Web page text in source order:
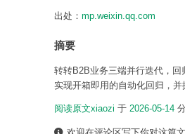
出处： mp.weixin.qq.com
摘要
转转B2B业务三端并行迭代，
实现开箱即用的自动化回归，
阅读原文xiaozi 于 2026-05-14